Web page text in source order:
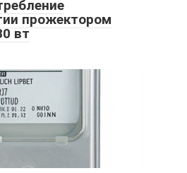
прожектором
вт